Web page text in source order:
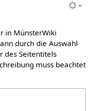
in MünsterWiki
durch die Auswahl
des Seitentitels
muss beachtet